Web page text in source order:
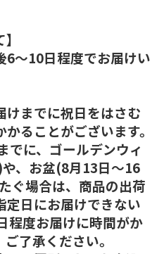
～10日程度でお届けい
までに祝日をはさむ
ることがございます。
に、ゴールデンウィ
、お盆(8月13日～16
ぐ場合は、商品の出荷
定日にお届けできない
程度お届けに時間がか
了承ください。